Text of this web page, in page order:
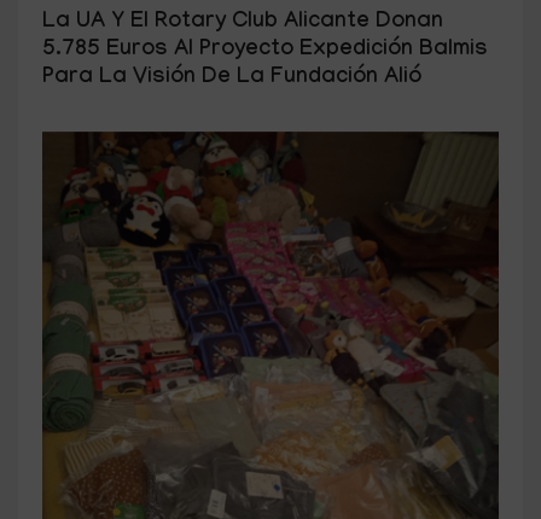
La UA Y El Rotary Club Alicante Donan
5.785 Euros Al Proyecto Expedición Balmis
Para La Visión De La Fundación Alió